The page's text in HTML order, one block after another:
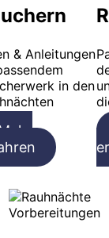
& Anleitungen
in den